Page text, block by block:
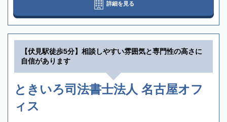
詳細を見る
【伏見駅徒歩5分】相談しやすい雰囲気と専門性の高さに
自信があります
ときいろ司法書士法人 名古屋オフ
ィス